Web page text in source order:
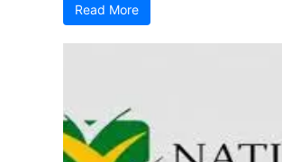
Read More